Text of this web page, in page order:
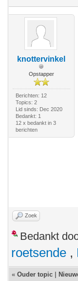
knottervinkel
Opstapper
Berichten: 12
Topics: 2
Lid sinds: Dec 2020
Bedankt: 1
12 x bedankt in 3
berichten
Zoek
Bedankt
roetsende ,
« Ouder topic